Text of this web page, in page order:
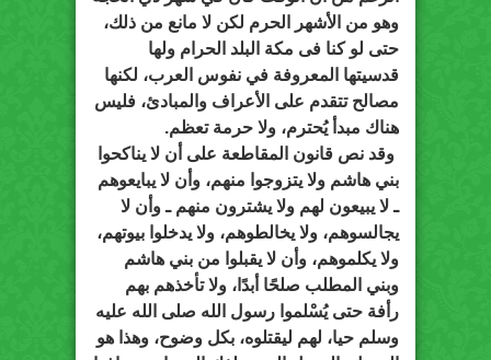
وهو من الأشهر الحرم لكن لا مانع من ذلك،
حتى لو كنا فى مكة البلد الحرام ولها
قدسيتها المعروفة في نفوس العرب، لكنها
مصالح تتقدم على الأعراف والمبادئ، فليس
هناك مبدأ يُحترم، ولا حرمة تعظم.
وقد نص قانون المقاطعة على أن لا يناكحوا
بني هاشم ولا يتزوجوا منهم، وأن لا يبايعوهم
ـ لا يبيعون لهم ولا يشترون منهم ـ وأن لا
يجالسوهم، ولا يخالطوهم، ولا يدخلوا بيوتهم،
ولا يكلموهم، وأن لا يقبلوا من بني هاشم
وبني المطلب صلحًا أبدًا، ولا تأخذهم بهم
رأفة حتى يُسْلموا رسول الله صلى الله عليه
وسلم حيا، لهم ليقتلوه، بكل وضوح، وهذا هو